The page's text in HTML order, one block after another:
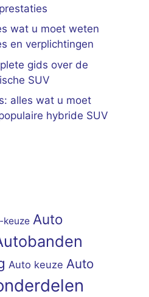
wat u moet weten
en verplichtingen
gids over de
SUV
alles wat u moet
hybride SUV
keuze Auto
Auto keuze Auto